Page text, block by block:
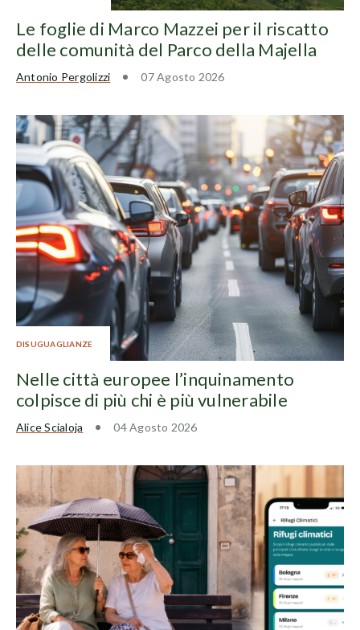
Le foglie di Marco Mazzei per il riscatto
delle comunità del Parco della Majella
Antonio Pergolizzi 07 Agosto 2026
DISUGUAGLIANZE
Nelle città europee l’inquinamento
colpisce di più chi è più vulnerabile
Alice Scialoja 04 Agosto 2026